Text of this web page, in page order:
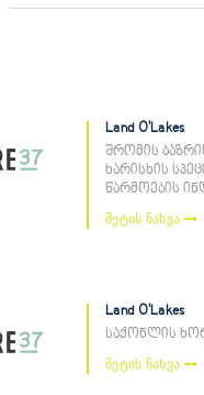
Land O'Lakes
შრომის
ხარისხის
წარმოების
მეტის ნახვა
Land O'Lakes
საქონლის
მეტის ნახვა